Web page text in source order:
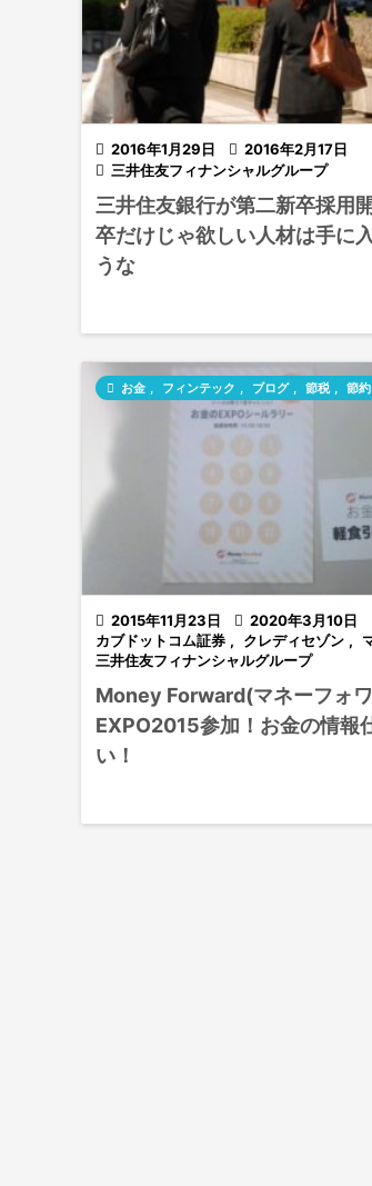
 2016年1月29日  2016年2月17日
 三井住友フィナンシャルグループ
三井住友銀行が第二新卒採用
卒だけじゃ欲しい人材は手に
うな
 2015年11月23日  2020年3月10日
 お金 , フィンテック , ブログ , 節税 , 節約
カブドットコム証券 , クレディセゾン ,
三井住友フィナンシャルグループ
Money Forward(マネーフォ
EXPO2015参加！お金の情報
い！